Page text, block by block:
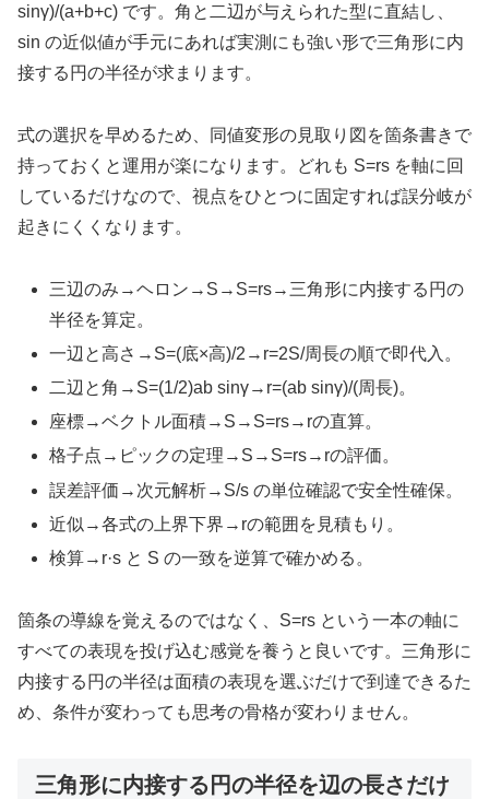
sinγ)/(a+b+c) です。角と二辺が与えられた型に直結し、
sin の近似値が手元にあれば実測にも強い形で三角形に内
接する円の半径が求まります。
式の選択を早めるため、同値変形の見取り図を箇条書きで
持っておくと運用が楽になります。どれも S=rs を軸に回
しているだけなので、視点をひとつに固定すれば誤分岐が
起きにくくなります。
三辺のみ→ヘロン→S→S=rs→三角形に内接する円の
半径を算定。
一辺と高さ→S=(底×高)/2→r=2S/周長の順で即代入。
二辺と角→S=(1/2)ab sinγ→r=(ab sinγ)/(周長)。
座標→ベクトル面積→S→S=rs→rの直算。
格子点→ピックの定理→S→S=rs→rの評価。
誤差評価→次元解析→S/s の単位確認で安全性確保。
近似→各式の上界下界→rの範囲を見積もり。
検算→r·s と S の一致を逆算で確かめる。
箇条の導線を覚えるのではなく、S=rs という一本の軸に
すべての表現を投げ込む感覚を養うと良いです。三角形に
内接する円の半径は面積の表現を選ぶだけで到達できるた
め、条件が変わっても思考の骨格が変わりません。
三角形に内接する円の半径を辺の長さだけ